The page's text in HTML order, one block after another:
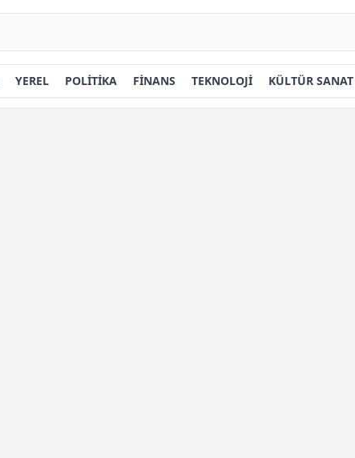
YEREL POLİTİKA FİNANS TEKNOLOJİ KÜLTÜR SANAT